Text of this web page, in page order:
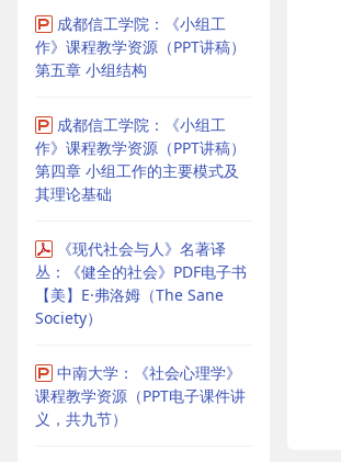
成都信工学院：《小组工
作》课程教学资源（PPT讲稿）
第五章 小组结构
成都信工学院：《小组工
作》课程教学资源（PPT讲稿）
第四章 小组工作的主要模式及
其理论基础
《现代社会与人》名著译
丛：《健全的社会》PDF电子书
【美】E·弗洛姆（The Sane
Society）
中南大学：《社会心理学》
课程教学资源（PPT电子课件讲
义，共九节）